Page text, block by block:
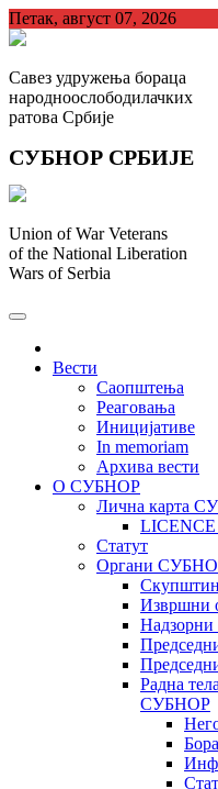
Skip
to
Петак, август 07, 2026
Савез удружења бораца
народноослободилачких
ратова Србије
СУБНОР СРБИЈЕ
Union of War Veterans
of the National Liberation
Wars of Serbia
Вести
Саопштења
Реаговања
Иницијативе
In memoriam
Архива вести
О СУБНОР
Лична карта
Статут
Органи
Извршни
Надзорни
Радна
СУБНОР